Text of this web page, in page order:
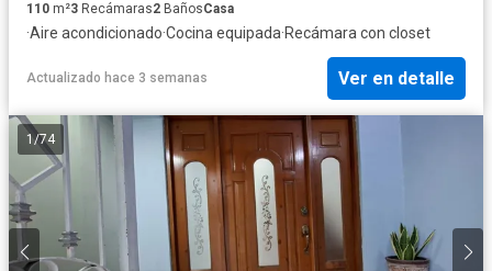
110 m²3 Recámaras2 BañosCasa
·Aire acondicionado·Cocina equipada·Recámara con closet
Actualizado hace 3 semanas Ver en detalle
1/74